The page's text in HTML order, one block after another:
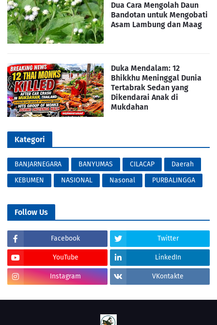
Dua Cara Mengolah Daun
Bandotan untuk Mengobati
Asam Lambung dan Maag
Duka Mendalam: 12
Bhikkhu Meninggal Dunia
Tertabrak Sedan yang
Dikendarai Anak di
Mukdahan
Kategori
BANJARNEGARA BANYUMAS CILACAP
Daerah
KEBUMEN
NASIONAL Nasonal PURBALINGGA
Follow Us
Facebook Twitter
YouTube LinkedIn
Instagram VKontakte